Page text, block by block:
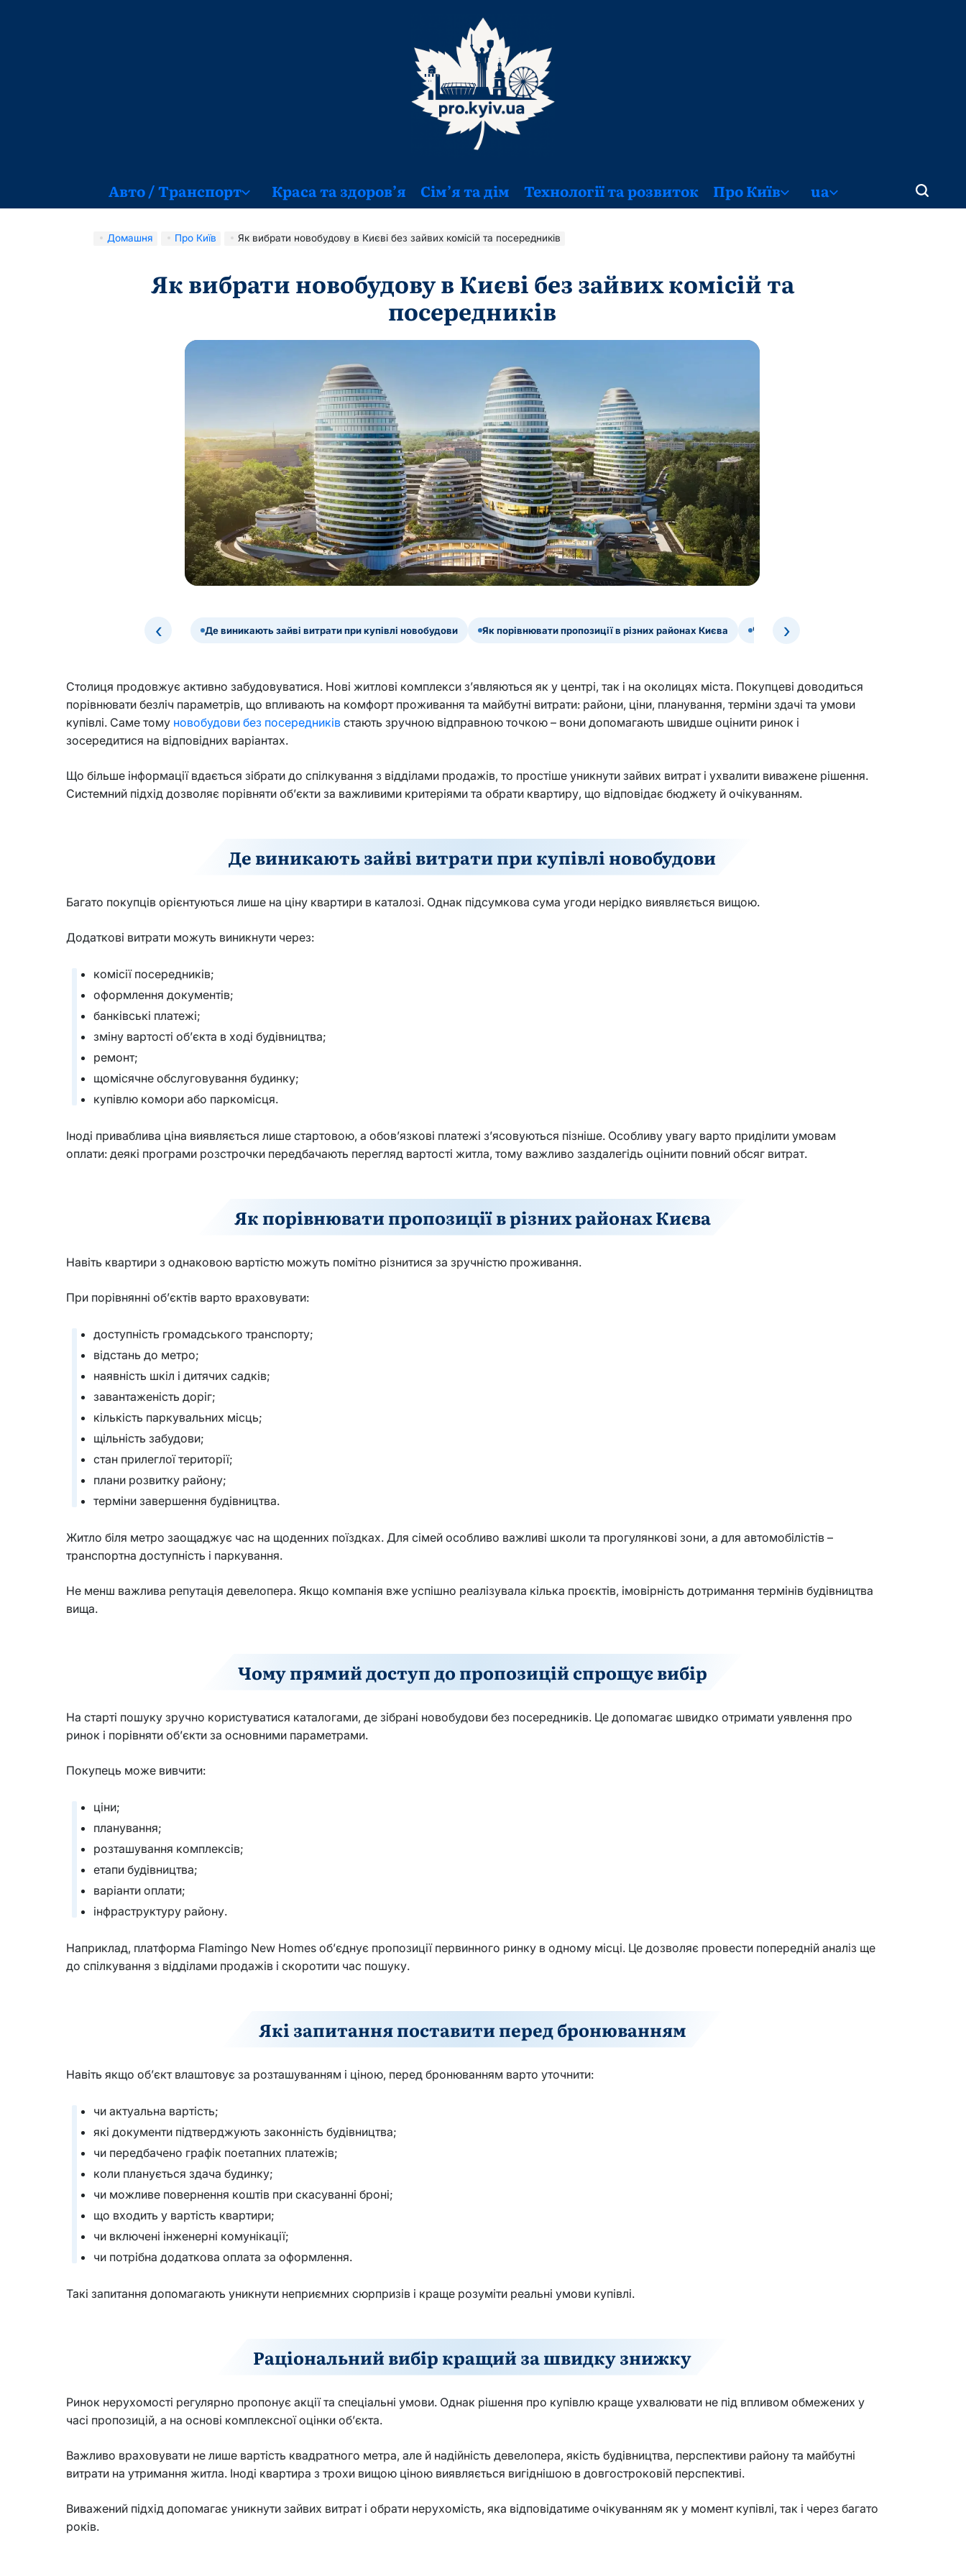
Авто / Транспорт Краса та здоров’я Сім’я та дім Технології та розвиток Про Київ ua
Домашня Про Київ Як вибрати новобудову в Києві без зайвих комісій та посередників
Як вибрати новобудову в Києві без зайвих комісій та
посередників
Де виникають зайві витрати при купівлі новобудови Як порівнювати пропозиції в різних районах Києва Чому прямий доступ до пропозицій
‹ ›
Столиця продовжує активно забудовуватися. Нові житлові комплекси з’являються як у центрі, так і на околицях міста. Покупцеві доводиться
порівнювати безліч параметрів, що впливають на комфорт проживання та майбутні витрати: райони, ціни, планування, терміни здачі та умови
купівлі. Саме тому новобудови без посередників стають зручною відправною точкою – вони допомагають швидше оцінити ринок і
зосередитися на відповідних варіантах.
Що більше інформації вдається зібрати до спілкування з відділами продажів, то простіше уникнути зайвих витрат і ухвалити виважене рішення.
Системний підхід дозволяє порівняти об’єкти за важливими критеріями та обрати квартиру, що відповідає бюджету й очікуванням.
Де виникають зайві витрати при купівлі новобудови
Багато покупців орієнтуються лише на ціну квартири в каталозі. Однак підсумкова сума угоди нерідко виявляється вищою.
Додаткові витрати можуть виникнути через:
комісії посередників;
оформлення документів;
банківські платежі;
зміну вартості об’єкта в ході будівництва;
ремонт;
щомісячне обслуговування будинку;
купівлю комори або паркомісця.
Іноді приваблива ціна виявляється лише стартовою, а обов’язкові платежі з’ясовуються пізніше. Особливу увагу варто приділити умовам
оплати: деякі програми розстрочки передбачають перегляд вартості житла, тому важливо заздалегідь оцінити повний обсяг витрат.
Як порівнювати пропозиції в різних районах Києва
Навіть квартири з однаковою вартістю можуть помітно різнитися за зручністю проживання.
При порівнянні об’єктів варто враховувати:
доступність громадського транспорту;
відстань до метро;
наявність шкіл і дитячих садків;
завантаженість доріг;
кількість паркувальних місць;
щільність забудови;
стан прилеглої території;
плани розвитку району;
терміни завершення будівництва.
Житло біля метро заощаджує час на щоденних поїздках. Для сімей особливо важливі школи та прогулянкові зони, а для автомобілістів –
транспортна доступність і паркування.
Не менш важлива репутація девелопера. Якщо компанія вже успішно реалізувала кілька проєктів, імовірність дотримання термінів будівництва
вища.
Чому прямий доступ до пропозицій спрощує вибір
На старті пошуку зручно користуватися каталогами, де зібрані новобудови без посередників. Це допомагає швидко отримати уявлення про
ринок і порівняти об’єкти за основними параметрами.
Покупець може вивчити:
ціни;
планування;
розташування комплексів;
етапи будівництва;
варіанти оплати;
інфраструктуру району.
Наприклад, платформа Flamingo New Homes об’єднує пропозиції первинного ринку в одному місці. Це дозволяє провести попередній аналіз ще
до спілкування з відділами продажів і скоротити час пошуку.
Які запитання поставити перед бронюванням
Навіть якщо об’єкт влаштовує за розташуванням і ціною, перед бронюванням варто уточнити:
чи актуальна вартість;
які документи підтверджують законність будівництва;
чи передбачено графік поетапних платежів;
коли планується здача будинку;
чи можливе повернення коштів при скасуванні броні;
що входить у вартість квартири;
чи включені інженерні комунікації;
чи потрібна додаткова оплата за оформлення.
Такі запитання допомагають уникнути неприємних сюрпризів і краще розуміти реальні умови купівлі.
Раціональний вибір кращий за швидку знижку
Ринок нерухомості регулярно пропонує акції та спеціальні умови. Однак рішення про купівлю краще ухвалювати не під впливом обмежених у
часі пропозицій, а на основі комплексної оцінки об’єкта.
Важливо враховувати не лише вартість квадратного метра, але й надійність девелопера, якість будівництва, перспективи району та майбутні
витрати на утримання житла. Іноді квартира з трохи вищою ціною виявляється вигіднішою в довгостроковій перспективі.
Виважений підхід допомагає уникнути зайвих витрат і обрати нерухомість, яка відповідатиме очікуванням як у момент купівлі, так і через багато
років.